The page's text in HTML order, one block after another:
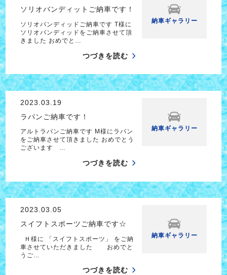
ソリオバンディットご納車です！
ソリオバンディッドご納車です T様に
ソリオバンディッドをご納車させて頂
きました おめでと…
つづきを読む
納車ギャラリー
2023.03.19
ラパンご納車です！
アルトラパンご納車です M様にラパン
をご納車させて頂きました おめでとう
ございます …
つづきを読む
納車ギャラリー
2023.03.05
スイフトスポーツご納車です☆
Ｈ様に 「スイフトスポーツ」 をご納
車させていただきました おめでと
うご…
つづきを読む
納車ギャラリー